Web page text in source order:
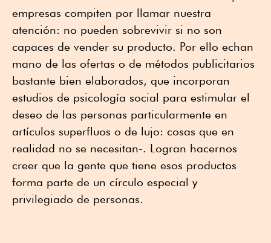
empresas compiten por llamar nuestra
atención: no pueden sobrevivir si no son
capaces de vender su producto. Por ello echan
mano de las ofertas o de métodos publicitarios
bastante bien elaborados, que incorporan
estudios de psicología social para estimular el
deseo de las personas particularmente en
artículos superfluos o de lujo: cosas que en
realidad no se necesitan-. Logran hacernos
creer que la gente que tiene esos productos
forma parte de un círculo especial y
privilegiado de personas.